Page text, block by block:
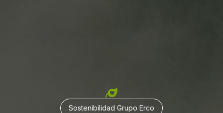
Sostenibilidad Grupo Erco